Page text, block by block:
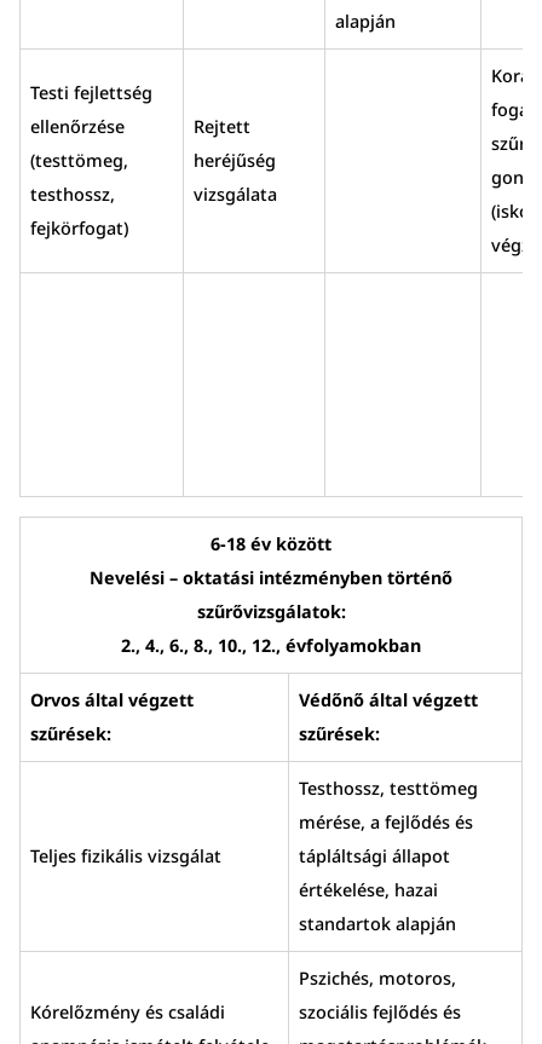
alapján
Testi fejlettség
ellenőrzése
(testtömeg,
testhossz,
fejkörfogat)
Rejtett
heréjűség
vizsgálata
Korai
végzi)
6-18 év között
Nevelési – oktatási intézményben történő
szűrővizsgálatok:
2., 4., 6., 8., 10., 12., évfolyamokban
Orvos által végzett
szűrések:
Védőnő által végzett
szűrések:
Teljes fizikális vizsgálat
Testhossz, testtömeg
mérése, a fejlődés és
tápláltsági állapot
értékelése, hazai
standartok alapján
Kórelőzmény és családi
Pszichés, motoros,
szociális fejlődés és